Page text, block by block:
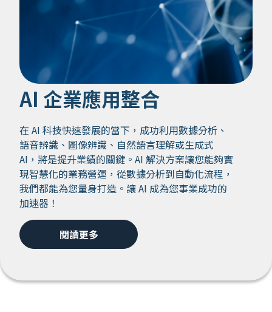
AI 企業應用整合
在 AI 科技快速發展的當下，成功利用數據分析、
語音辨識、圖像辨識、自然語言理解或生成式
AI，將是提升業績的關鍵。AI 解決方案讓您能夠實
現智慧化的業務營運，從數據分析到自動化流程，
我們都能為您量身打造。讓 AI 成為您事業成功的
加速器！
閱讀更多